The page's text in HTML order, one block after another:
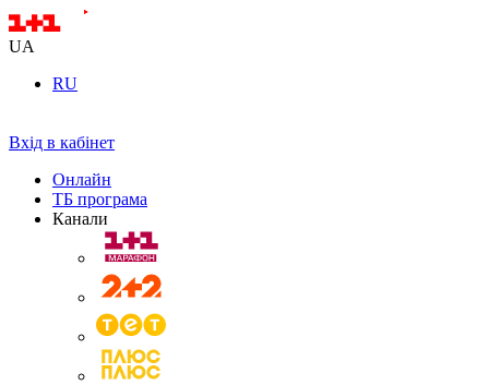
UA
RU
Вхід в кабінет
Онлайн
ТБ програма
Канали